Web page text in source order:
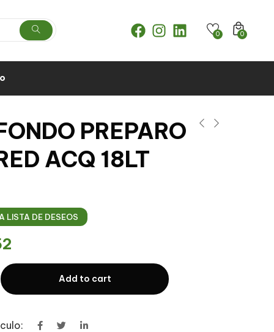
0
0
PREPARO
ACQ 18LT
LISTA DE DESEOS
Add to cart